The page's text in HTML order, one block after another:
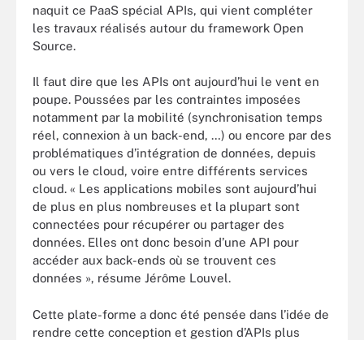
naquit ce PaaS spécial APIs, qui vient compléter
les travaux réalisés autour du framework Open
Source.
Il faut dire que les APIs ont aujourd’hui le vent en
poupe. Poussées par les contraintes imposées
notamment par la mobilité (synchronisation temps
réel, connexion à un back-end, …) ou encore par des
problématiques d’intégration de données, depuis
ou vers le cloud, voire entre différents services
cloud. « Les applications mobiles sont aujourd’hui
de plus en plus nombreuses et la plupart sont
connectées pour récupérer ou partager des
données. Elles ont donc besoin d’une API pour
accéder aux back-ends où se trouvent ces
données », résume Jérôme Louvel.
Cette plate-forme a donc été pensée dans l’idée de
rendre cette conception et gestion d’APIs plus